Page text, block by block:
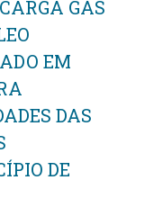
GÁS
EM
DAS
DE